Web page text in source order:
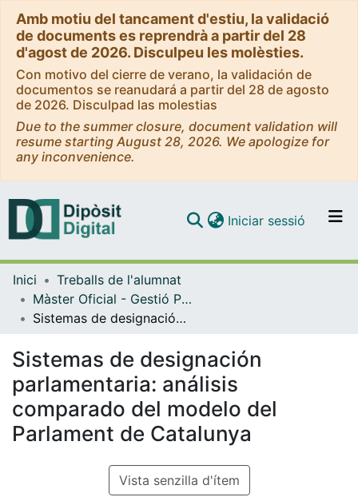
Amb motiu del tancament d'estiu, la validació
de documents es reprendrà a partir del 28
d'agost de 2026. Disculpeu les molèsties.
Con motivo del cierre de verano, la validación de
documentos se reanudará a partir del 28 de agosto
de 2026. Disculpad las molestias
Due to the summer closure, document validation will
resume starting August 28, 2026. We apologize for
any inconvenience.
Navega per tot el DD
Com publicar
Iniciar sessió (current)
Inici
Treballs de l'alumnat
Màster Oficial - Gestió Pública Avançada
Sistemas de designación parlamentaria: análisis comparado del modelo del Parlament de Catalunya
Sistemas de designación
parlamentaria: análisis
comparado del modelo del
Parlament de Catalunya
Vista senzilla d'ítem